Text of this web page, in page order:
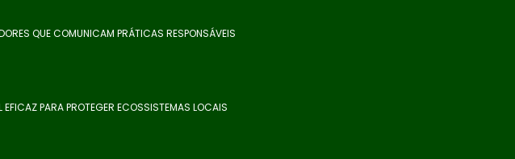
QUE COMUNICAM PRÁTICAS RESPONSÁVEIS
PARA PROTEGER ECOSSISTEMAS LOCAIS